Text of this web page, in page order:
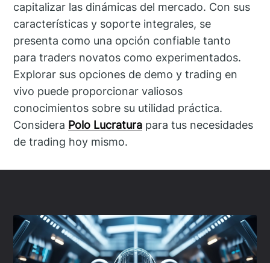
capitalizar las dinámicas del mercado. Con sus
características y soporte integrales, se
presenta como una opción confiable tanto
para traders novatos como experimentados.
Explorar sus opciones de demo y trading en
vivo puede proporcionar valiosos
conocimientos sobre su utilidad práctica.
Considera Polo Lucratura para tus necesidades
de trading hoy mismo.